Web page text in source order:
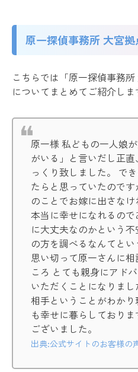
原一探偵事務所 大宮拠
こちらでは「原一探偵事務
についてまとめてご紹介しま
原一様 私どもの一人娘
がいる」と言いだし正
っくり致しました。 で
たらと思っていたので
のことでお嫁に出さな
本当に幸せになれるの
に大丈夫なのかという
の方を調べるなんてと
思い切って原一さんに
ころ とても親身にアド
いただくことになりま
相手ということがわか
も幸せに暮らしており
ございました。
出典:公式サイトのお客様の